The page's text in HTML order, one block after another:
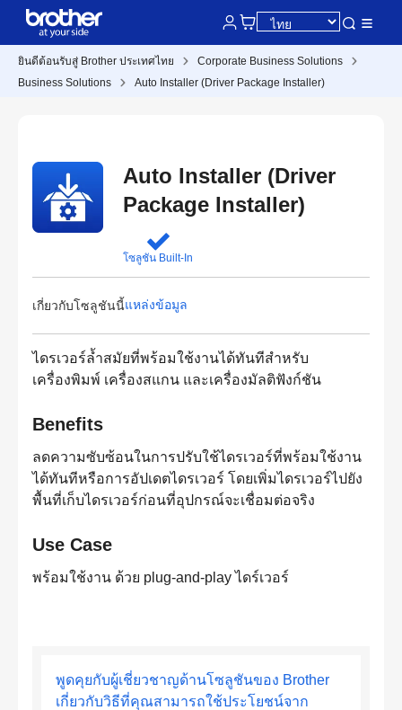
ยินดีต้อนรับสู่ Brother ประเทศไทย
Corporate Business Solutions
Business Solutions
Auto Installer (Driver Package Installer)
Auto Installer (Driver
Package Installer)
โซลูชัน Built-In
เกี่ยวกับโซลูชันนี้แหล่งข้อมูล
ไดรเวอร์ล้ำสมัยที่พร้อมใช้งานได้ทันทีสำหรับ
เครื่องพิมพ์ เครื่องสแกน และเครื่องมัลติฟังก์ชัน
Benefits
ลดความซับซ้อนในการปรับใช้ไดรเวอร์ที่พร้อมใช้งาน
ได้ทันทีหรือการอัปเดตไดรเวอร์ โดยเพิ่มไดรเวอร์ไปยัง
พื้นที่เก็บไดรเวอร์ก่อนที่อุปกรณ์จะเชื่อมต่อจริง
Use Case
พร้อมใช้งาน ด้วย plug-and-play ไดร์เวอร์
พูดคุยกับผู้เชี่ยวชาญด้านโซลูชันของ Brother
เกี่ยวกับวิธีที่คุณสามารถใช้ประโยชน์จาก